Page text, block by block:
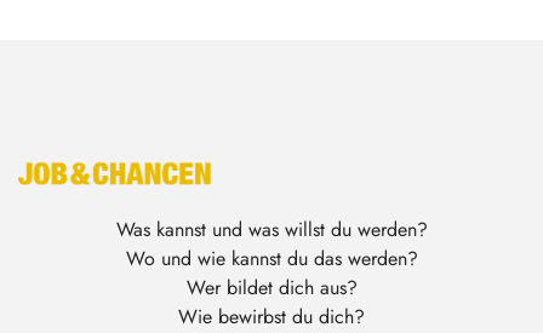
Was kannst und was willst du werden?
Wo und wie kannst du das werden?
Wer bildet dich aus?
Wie bewirbst du dich?